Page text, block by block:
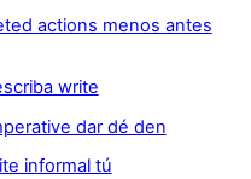
actions menos antes
write
dar dé den
informal tú